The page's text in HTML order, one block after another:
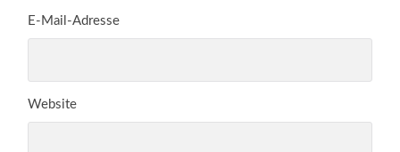
E-Mail-Adresse
Website